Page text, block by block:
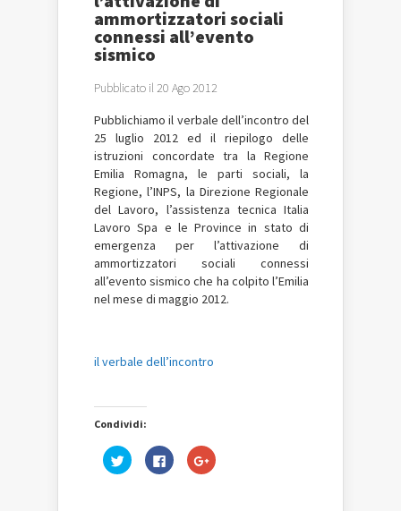
ammortizzatori sociali
connessi all’evento
sismico
Pubblicato il 20 Ago 2012
Pubblichiamo il verbale dell’incontro del
25 luglio 2012 ed il riepilogo delle
istruzioni concordate tra la Regione
Emilia Romagna, le parti sociali, la
Regione, l’INPS, la Direzione Regionale
del Lavoro, l’assistenza tecnica Italia
Lavoro Spa e le Province in stato di
emergenza per l’attivazione di
ammortizzatori sociali connessi
all’evento sismico che ha colpito l’Emilia
nel mese di maggio 2012.
il verbale dell’incontro
Condividi:
Fai
clic
Fai
clic
Fai
clic